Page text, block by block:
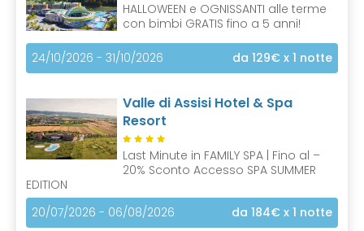
HALLOWEEN e OGNISSANTI alle terme
con bimbi GRATIS fino a 5 anni!
24/10/2026 - 31/10/2026 da 129€ x 1 notte
Valle di Assisi Hotel & Spa
Resort
Last Minute in FAMILY SPA | Fino al –
20% Sconto Accesso SPA SUMMER
EDITION
20/07/2026 - 06/08/2026
da 184€ x 1 notte